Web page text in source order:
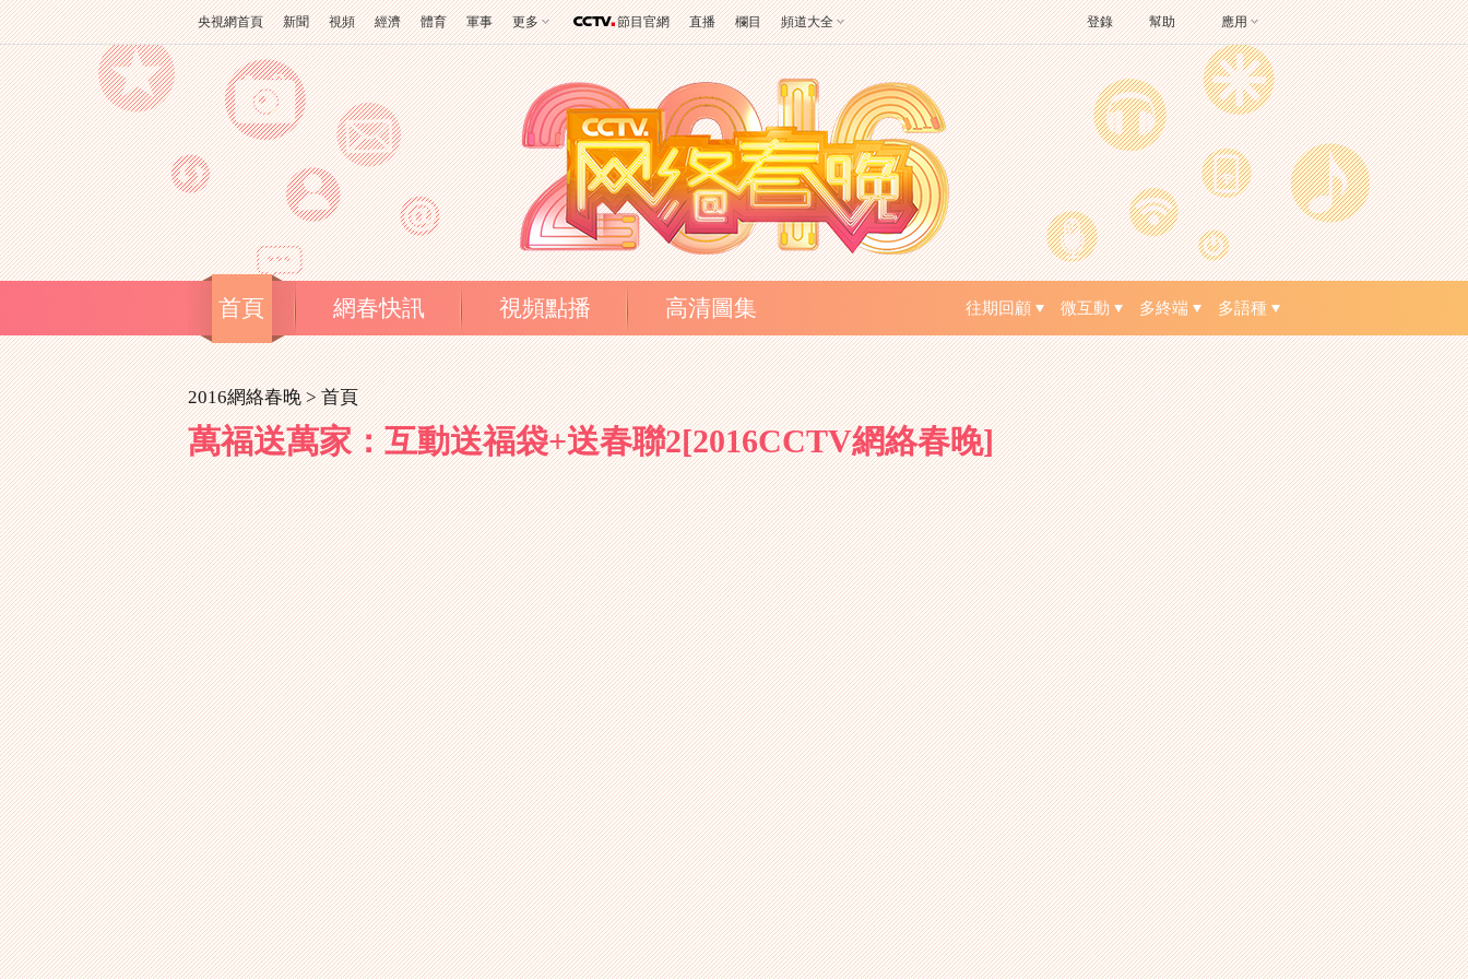
央視網首頁 新聞 視頻 經濟 體育 軍事 更多 節目官網 直播 欄目 頻道大全 幫助 應用
登錄
首頁 網春快訊 視頻點播 高清圖集 多語種
多終端
微互動
往期回顧
2016網絡春晚 >首頁
萬福送萬家：互動送福袋+送春聯2[2016CCTV網絡春晚]